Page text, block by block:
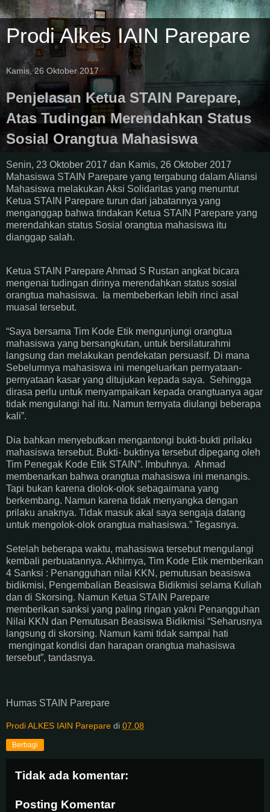
Prodi Alkes IAIN Parepare
Kamis, 26 Oktober 2017
Penjelasan Ketua STAIN Parepare,
Atas Tudingan Merendahkan Status
Sosial Orangtua Mahasiswa
Senin, 23 Oktober 2017 dan Kamis, 26 Oktober 2017
Mahasiswa STAIN Parepare yang tergabung dalam Aliansi
Mahasiswa melakukan Aksi Solidaritas yang menuntut
Ketua STAIN Parepare turun dari jabatannya yang
menganggap bahwa tindakan Ketua STAIN Parepare yang
merendahkan status Sosial orangtua mahasiswa itu
dianggap salah.
Ketua STAIN Parepare Ahmad S Rustan angkat bicara
mengenai tudingan dirinya merendahkan status sosial
orangtua mahasiswa. Ia membeberkan lebih rinci asal
muasal tersebut.
“Saya bersama Tim Kode Etik mengunjungi orangtua
mahasiswa yang bersangkutan, untuk bersilaturahmi
langsung dan melakukan pendekatan persuasif. Di mana
Sebelumnya mahasiswa ini mengeluarkan pernyataan-
pernyataan kasar yang ditujukan kepada saya. Sehingga
dirasa perlu untuk menyampaikan kepada orangtuanya agar
tidak mengulangi hal itu. Namun ternyata diulangi beberapa
kali”.
Dia bahkan menyebutkan mengantongi bukti-bukti prilaku
mahasiswa tersebut. Bukti- buktinya tersebut dipegang oleh
Tim Penegak Kode Etik STAIN”. Imbuhnya. Ahmad
membenarkan bahwa orangtua mahasiswa ini menangis.
Tapi bukan karena diolok-olok sebagaimana yang
berkembang. Namun karena tidak menyangka dengan
prilaku anaknya. Tidak masuk akal saya sengaja datang
untuk mengolok-olok orangtua mahasiswa.” Tegasnya.
Setelah beberapa waktu, mahasiswa tersebut mengulangi
kembali perbuatannya. Akhirnya, Tim Kode Etik memberikan
4 Sanksi : Penangguhan nilai KKN, pemutusan beasiswa
bidikmisi, Pengembalian Beasiswa Bidikmisi selama Kuliah
dan di Skorsing. Namun Ketua STAIN Parepare
memberikan sanksi yang paling ringan yakni Penangguhan
Nilai KKN dan Pemutusan Beasiswa Bidikmisi “Seharusnya
langsung di skorsing. Namun kami tidak sampai hati
mengingat kondisi dan harapan orangtua mahasiswa
tersebut”, tandasnya.
Humas STAIN Parepare
Prodi ALKES IAIN Parepare di 07.08
Berbagi
Tidak ada komentar:
Posting Komentar